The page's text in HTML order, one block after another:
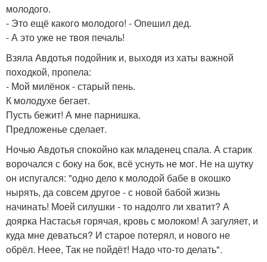
молодого.
- Это ещё какого молодого! - Опешил дед.
- А это уже не твоя печаль!
Взяла Авдотья подойник и, выходя из хаты важной
походкой, пропела:
- Мой милёнок - старый пень.
К молодухе бегает.
Пусть бежит! А мне парнишка.
Предложенье сделает.
Ночью Авдотья спокойно как младенец спала. А старик
ворочался с боку на бок, всё уснуть не мог. Не на шутку
он испугался: "одно дело к молодой бабе в окошко
нырять, да совсем другое - с новой бабой жизнь
начинать! Моей силушки - то надолго ли хватит? А
доярка Настасья горячая, кровь с молоком! А загуляет, и
куда мне деваться? И старое потерял, и нового не
обрёл. Неее, Так не пойдёт! Надо что-то делать".